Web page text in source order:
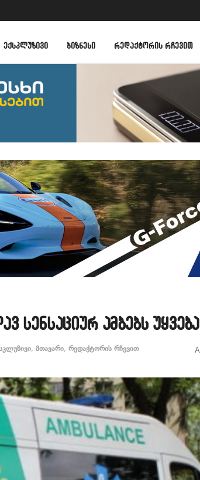
ᲔᲥᲡᲙᲚᲣᲖᲘᲕᲘ ᲑᲘᲖᲜᲔᲡᲘ ᲠᲔᲓᲐᲥᲢᲝᲠᲘᲡ ᲠᲩᲔᲕᲘᲗ
სენსაციურ ამბებს უყვება
, მთავარი, რედაქტორის რჩევით A